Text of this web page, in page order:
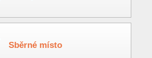
Sběrné místo